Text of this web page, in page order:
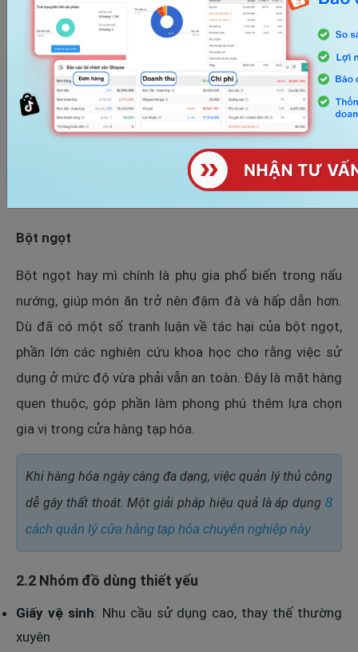
Bột canh
Bột canh là gia vị tiện lợi, giá rẻ, phù hợp với nhiều gia
đình, đặc biệt ở khu vực đô thị có nhịp sống bận rộn.
Thị trường có nhiều loại hương vị như bột canh gà, bò,
cua hay chả cá, đáp ứng sở thích khác nhau. Tuy cung
cấp thêm dinh dưỡng, song người tiêu dùng cần chú ý
liều lượng để tránh ảnh hưởng đến sức khỏe tim
Bột ngọt
Bột ngọt hay mì chính là phụ gia phổ biến trong nấu
nướng, giúp món ăn trở nên đậm đà và hấp dẫn hơn.
Dù đã có một số tranh luận về tác hại của bột ngọt,
phần lớn các nghiên cứu khoa học cho rằng việc sử
dụng ở mức độ vừa phải vẫn an toàn. Đây là mặt hàng
quen thuộc, góp phần làm phong phú thêm lựa chọn
gia vị trong cửa hàng tạp hóa.
Khi hàng hóa ngày càng đa dạng, việc quản lý thủ công
dễ gây thất thoát. Một giải pháp hiệu quả là áp dụng 8
cách quản lý cửa hàng tạp hóa chuyên nghiệp này
2.2 Nhóm đồ dùng thiết yếu
Giấy vệ sinh: Nhu cầu sử dụng cao, thay thế thường
xuyên